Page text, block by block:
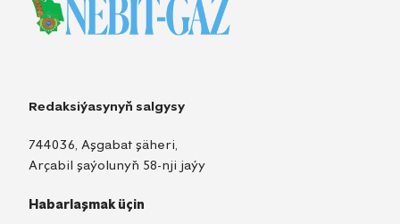
Redaksiýasynyň salgysy
744036, Aşgabat şäheri,
Arçabil şaýolunyň 58-nji jaýy
Habarlaşmak üçin